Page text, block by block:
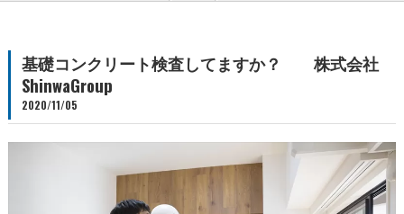
基礎コンクリート検査してますか？ 株式会社
ShinwaGroup
2020/11/05